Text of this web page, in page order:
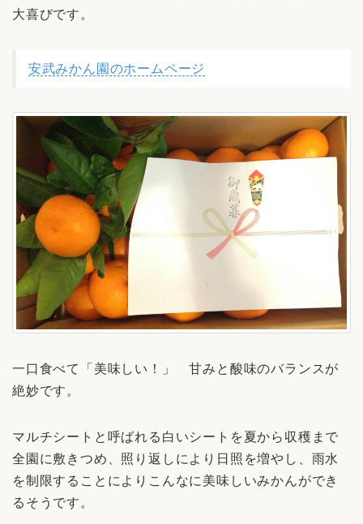
大喜びです。
安武みかん園のホームページ
一口食べて「美味しい！」 甘みと酸味のバランスが
絶妙です。
マルチシートと呼ばれる白いシートを夏から収穫まで
全園に敷きつめ、照り返しにより日照を増やし、雨水
を制限することによりこんなに美味しいみかんができ
るそうです。